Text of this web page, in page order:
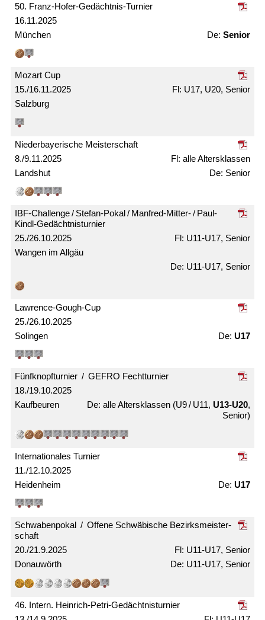
16.11.2025
50. Franz-Hofer-Gedächtnis-Turnier
München Senior
15./16.11.2025
Mozart Cup
Salzburg
U17, U20, Senior
8./9.11.2025
Nieder­bayerische Meister­schaft
Landshut
alle Alters­klassen
Senior
25./26.10.2025
IBF-Challenge / Stefan-Pokal / Manfred-Mitter- / Paul-
Kindl-Gedächtnis­turnier
Wangen im Allgäu
U11-U17, Senior
U11-U17, Senior
25./26.10.2025
Lawrence-Gough-Cup
Solingen U17
18./19.10.2025
Fünfknopf­turnier / GEFRO Fecht­turnier
Kaufbeuren alle Alters­klassen (U9 / U11, U13-U20,
Senior)
11./12.10.2025
Internationales Turnier
Heidenheim U17
20./21.9.2025
Schwabenpokal / Offene Schwäbische Bezirks­meister­
schaft
Donauwörth
U11-U17, Senior
U11-U17, Senior
46. Intern. Heinrich-Petri-Gedächtnis­turnier